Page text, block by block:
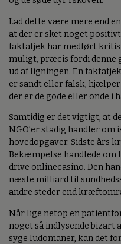
Lad dette være mere end
at der er sket noget
faktatjek har medført
muligt, præcis fordi denne
ud af ligningen. En
er sandt eller falsk,
der er de gode eller onde i
Samtidig er det vigtigt, at
NGO’er stadig handler om
hovedopgaver. Sidste års
Bekæmpelse handlede om
drive onlinecasino. Den
næste milliard til
andre steder end
Når lige netop en
noget så indlysende bizart
syge ludomaner, kan det